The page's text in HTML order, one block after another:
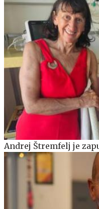
Andrej Štremfelj je